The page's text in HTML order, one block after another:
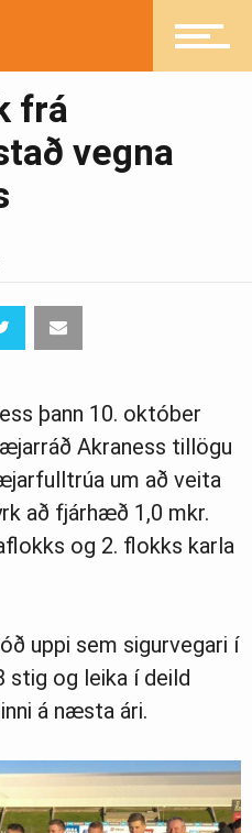
frá
vegna
þann 10. október
Akraness tillögu
um að veita
að fjárhæð 1,0 mkr.
og 2. flokks karla
uppi sem sigurvegari í
stig og leika í deild
á næsta ári.